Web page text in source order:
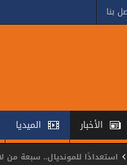
بنا
الأخبار الميديا
سبعة من لاعبي ولاعبات